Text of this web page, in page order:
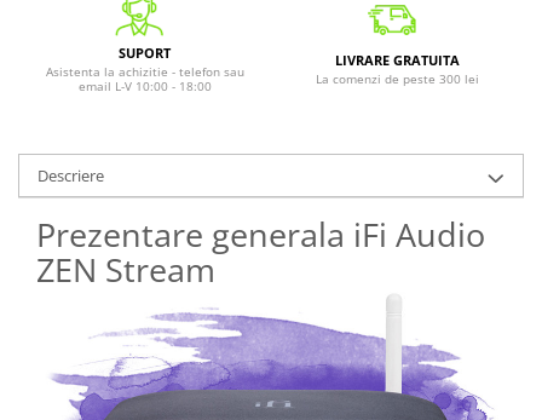
SUPORT
Asistenta la achizitie - telefon sau
email L-V 10:00 - 18:00
LIVRARE GRATUITA
La comenzi de peste 300 lei
Descriere
Prezentare generala iFi Audio
ZEN Stream